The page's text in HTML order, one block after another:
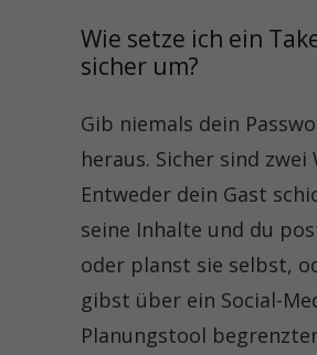
Wie setze ich ein
sicher um?
Gib niemals dein
heraus. Sicher sind zwei
Entweder dein Gast
seine Inhalte und du
oder planst sie selbst,
gibst über ein Social-
Planungstool